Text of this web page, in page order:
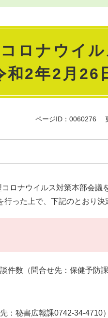
ロナウイ
和2年2月26
ページID：0060276
ロナウイルス対策本部会議
った上で、下記のとおり決
件数（問合せ先：保健予防課
：秘書広報課0742-34-4710）